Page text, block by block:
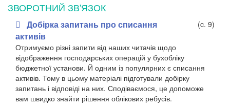
ЗВОРОТНИЙ ЗВ'ЯЗОК
Добірка запитань про списання
активів
(c. 9)
Отримуємо різні запити від наших читачів щодо
відображення господарських операцій у бухобліку
бюджетної установи. Й одним із популярних є списання
активів. Тому в цьому матеріалі підготували добірку
запитань і відповіді на них. Сподіваємося, це допоможе
вам швидко знайти рішення облікових ребусів.